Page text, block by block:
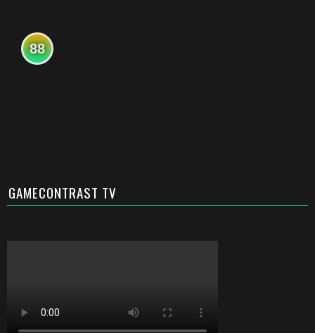
88
GAMECONTRAST TV